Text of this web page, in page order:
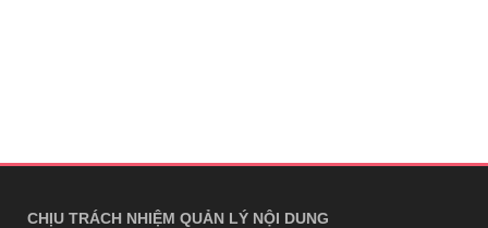
CHỊU TRÁCH NHIỆM QUẢN LÝ NỘI DUNG